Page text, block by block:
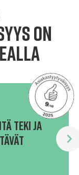
on
teki ja
10/10